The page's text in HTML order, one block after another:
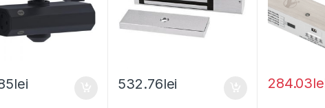
lei 532.76lei 284.03